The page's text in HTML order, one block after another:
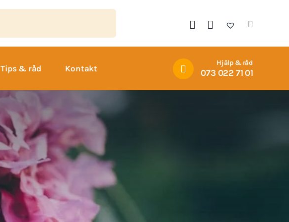
Tips & råd Kontakt
Hjälp & råd
073 022 71 01